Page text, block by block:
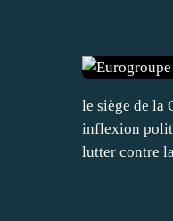
le siège de la
inflexion
lutter contre